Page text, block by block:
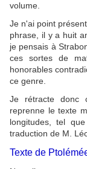
volume.
Je n'ai point
phrase, il y a huit
je pensais à
ces sortes de
honorables
ce genre.
Je rétracte donc
reprenne le texte
longitudes, tel
traduction de M.
Texte de